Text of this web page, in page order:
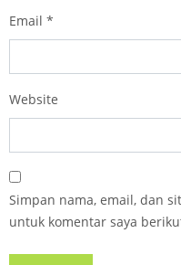
Email *
Website
Simpan nama, email, dan
untuk komentar saya